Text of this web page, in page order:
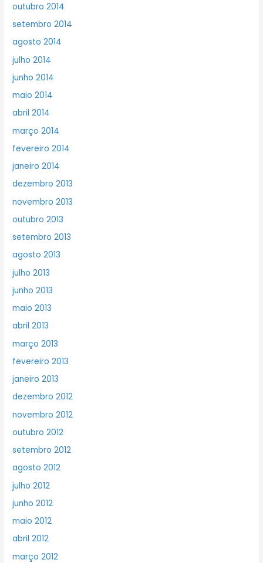
outubro 2014
setembro 2014
agosto 2014
julho 2014
junho 2014
maio 2014
abril 2014
março 2014
fevereiro 2014
janeiro 2014
dezembro 2013
novembro 2013
outubro 2013
setembro 2013
agosto 2013
julho 2013
junho 2013
maio 2013
abril 2013
março 2013
fevereiro 2013
janeiro 2013
dezembro 2012
novembro 2012
outubro 2012
setembro 2012
agosto 2012
julho 2012
junho 2012
maio 2012
abril 2012
março 2012